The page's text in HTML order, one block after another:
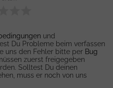
und
Du Probleme beim verfassen
uns den Fehler bitte per Bug
zuerst freigegeben
Solltest Du deinen
muss er noch von uns